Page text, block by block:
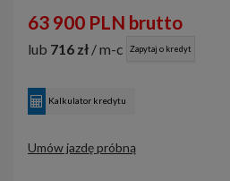
63 900 PLN brutto
lub 716 zł / m-c Zapytaj o kredyt
Kalkulator kredytu
Umów jazdę próbną